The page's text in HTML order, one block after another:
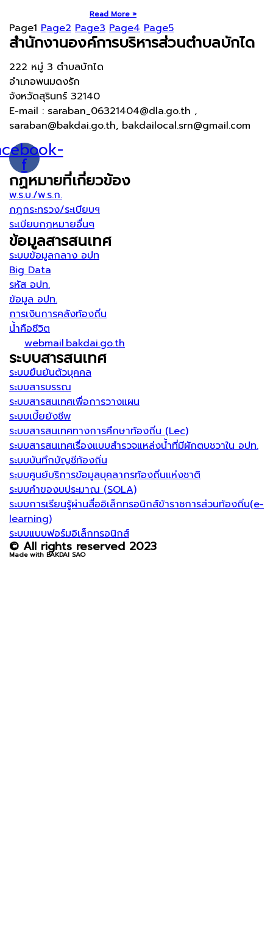
Read More »
Page1 Page2 Page3 Page4 Page5
สำนักงานองค์การบริหารส่วนตำบลบักได
222 หมู่ 3 ตำบลบักได
อำเภอพนมดงรัก
จังหวัดสุรินทร์ 32140
E-mail : saraban_06321404@dla.go.th ,
saraban@bakdai.go.th, bakdailocal.srn@gmail.com
f
กฏหมายที่เกี่ยวข้อง
พ.ร.บ./พ.ร.ก.
กฎกระทรวง/ระเบียบฯ
ระเบียบกฏหมายอื่นๆ
ข้อมูลสารสนเทศ
ระบบข้อมูลกลาง อปท
Big Data
รหัส อปท.
ข้อมูล อปท.
การเงินการคลังท้องถิ่น
น้ำคือชีวิต
webmail.bakdai.go.th
ระบบสารสนเทศ
ระบบยืนยันตัวบุคคล
ระบบสารบรรณ
ระบบสารสนเทศเพื่อการวางแผน
ระบบเบี้ยยังชีพ
ระบบสารสนเทศทางการศึกษาท้องถิ่น (Lec)
ระบบสารสนเทศเรื่องแบบสำรวจแหล่งน้ำที่มีผักตบชวาใน อปท.
ระบบบันทึกบัญชีท้องถิ่น
ระบบศูนย์บริการข้อมูลบุคลากรท้องถิ่นแห่งชาติ
ระบบคำของบประมาณ (SOLA)
ระบบการเรียนรู้ผ่านสื่ออิเล็กทรอนิกส์ข้าราชการส่วนท้องถิ่น(e-
learning)
ระบบแบบฟอร์มอิเล็กทรอนิกส์
© All rights reserved 2023
Made with BAKDAI SAO